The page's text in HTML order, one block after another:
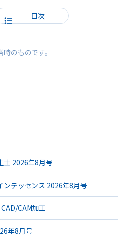
目次
のものです。
士 2026年8月号
ンテッセンス 2026年8月号
CAM加工
年8月号